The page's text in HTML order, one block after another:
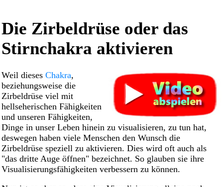
Die Zirbeldrüse oder das
Stirnchakra aktivieren
Weil dieses Chakra,
beziehungsweise die
Zirbeldrüse viel mit
hellseherischen Fähigkeiten
und unseren Fähigkeiten,
Dinge in unser Leben hinein zu visualisieren, zu tun hat,
deswegen haben viele Menschen den Wunsch die
Zirbeldrüse speziell zu aktivieren. Dies wird oft auch als
"das dritte Auge öffnen" bezeichnet. So glauben sie ihre
Visualisierungsfähigkeiten verbessern zu können.